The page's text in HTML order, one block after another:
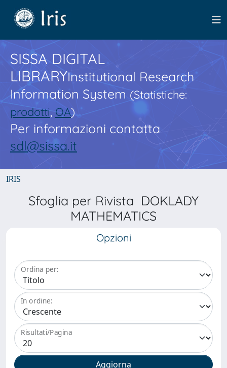
SISSA DIGITAL
LIBRARYInstitutional Research
Information System(Statistiche:
prodotti,OA)
Per informazioni contatta
sdl@sissa.it
IRIS
Sfoglia per Rivista DOKLADY
MATHEMATICS
Opzioni
Ordina per:
In ordine:
Risultati/Pagina